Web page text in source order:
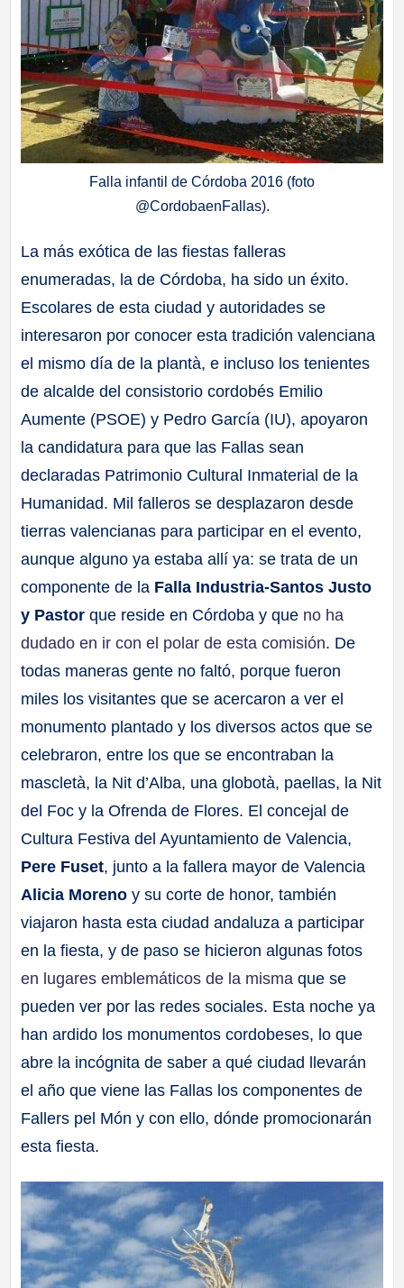
Falla infantil de Córdoba 2016 (foto
@CordobaenFallas).
La más exótica de las fiestas falleras
enumeradas, la de Córdoba, ha sido un éxito.
Escolares de esta ciudad y autoridades se
interesaron por conocer esta tradición valenciana
el mismo día de la plantà, e incluso los tenientes
de alcalde del consistorio cordobés Emilio
Aumente (PSOE) y Pedro García (IU), apoyaron
la candidatura para que las Fallas sean
declaradas Patrimonio Cultural Inmaterial de la
Humanidad. Mil falleros se desplazaron desde
tierras valencianas para participar en el evento,
aunque alguno ya estaba allí ya: se trata de un
componente de la Falla Industria-Santos Justo
y Pastor que reside en Córdoba y que no ha
dudado en ir con el polar de esta comisión. De
todas maneras gente no faltó, porque fueron
miles los visitantes que se acercaron a ver el
monumento plantado y los diversos actos que se
celebraron, entre los que se encontraban la
mascletà, la Nit d’Alba, una globotà, paellas, la Nit
del Foc y la Ofrenda de Flores. El concejal de
Cultura Festiva del Ayuntamiento de Valencia,
Pere Fuset, junto a la fallera mayor de Valencia
Alicia Moreno y su corte de honor, también
viajaron hasta esta ciudad andaluza a participar
en la fiesta, y de paso se hicieron algunas fotos
en lugares emblemáticos de la misma que se
pueden ver por las redes sociales. Esta noche ya
han ardido los monumentos cordobeses, lo que
abre la incógnita de saber a qué ciudad llevarán
el año que viene las Fallas los componentes de
Fallers pel Món y con ello, dónde promocionarán
esta fiesta.